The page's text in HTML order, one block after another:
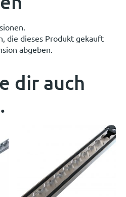
die dieses Produkt gekauft
abgeben.
dir auch